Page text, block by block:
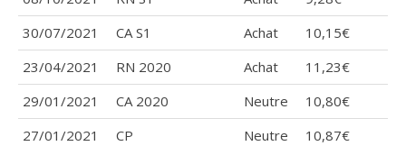
30/07/2021
CA S1 Achat
10,15€
23/04/2021
RN 2020 Achat
11,23€
29/01/2021
CA 2020 Neutre
10,80€
27/01/2021
CP Neutre
10,87€